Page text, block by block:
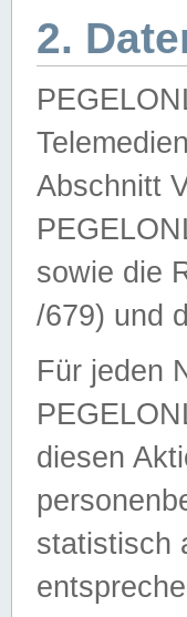
2.
Abschnitt
sowie die
/679) und
Für jeden
diesen
statistisch